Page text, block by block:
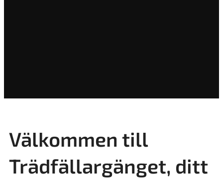
Välkommen till
Trädfällargänget, ditt